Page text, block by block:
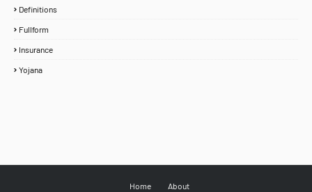
Definitions
Fullform
Insurance
Yojana
Home About